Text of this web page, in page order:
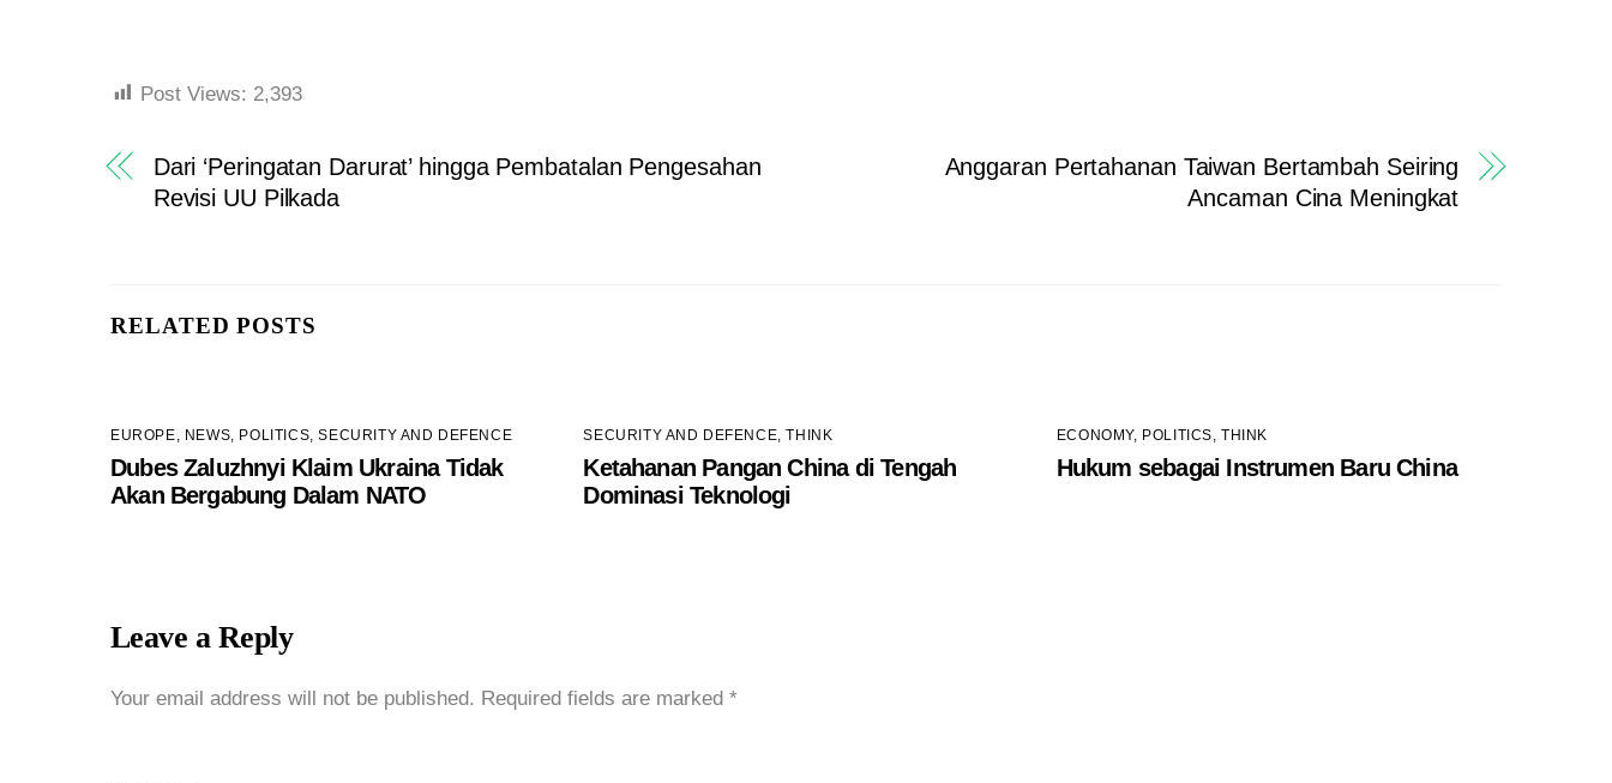
Post Views: 2,393
Dari ‘Peringatan Darurat’ hingga Pembatalan Pengesahan
Revisi UU Pilkada
Anggaran Pertahanan Taiwan Bertambah Seiring
Ancaman Cina Meningkat
RELATED POSTS
EUROPE NEWS POLITICS ,SECURITY AND DEFENCE
Dubes Zaluzhnyi Klaim Ukraina Tidak
Akan Bergabung Dalam NATO
SECURITY AND DEFENCE ,THINK
Ketahanan Pangan China di Tengah
Dominasi Teknologi
ECONOMY, POLITICS ,THINK
Hukum sebagai Instrumen Baru China
Leave a Reply
Your email address will not be published. Required fields are marked *